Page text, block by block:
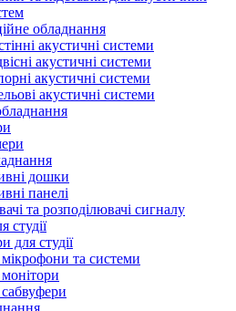
обладнання
акустичні системи
акустичні системи
акустичні системи
акустичні системи
дошки
панелі
та розподілювачі сигналу
студії
для студії
мікрофони та системи